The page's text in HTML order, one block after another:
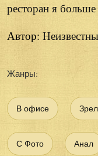
ресторан я больше
Автор:
Жанры:
В офисе
С Фото Анал